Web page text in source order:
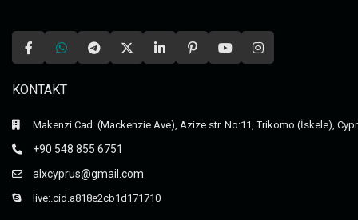
KONTAKT
Makenzi Cad. (Mackenzie Ave), Azize str. No:11, Trikomo (İskele),
+90 548 855 6751
alxcyprus@gmail.com
live:.cid.a818e2cb1d171710